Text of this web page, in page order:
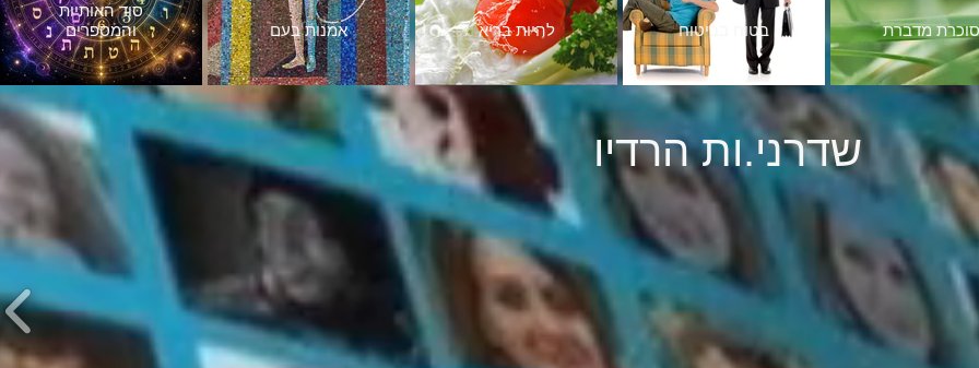
סוד האותיות
והמספרים
אמנות בעם להיות בריא בטוח בביטוח סוכרת מדברת
שדרני.ות הרדיו